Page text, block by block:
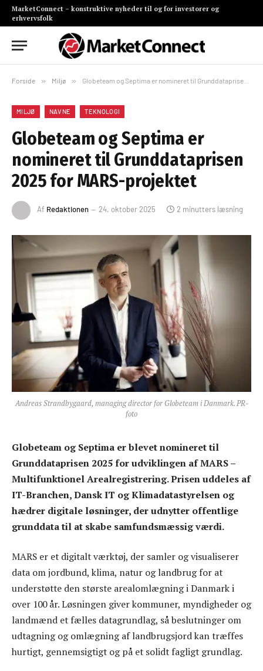
MarketConnect – konstruktive nyheder til og for investorer og
erhvervsfolk
Forside » Miljø » Globeteam og Septima er nomineret til Grunddataprisen 2025 for MARS-projektet
MILJØ NAVNE TEKNOLOGI
Globeteam og Septima er
nomineret til Grunddataprisen
2025 for MARS-projektet
Af Redaktionen 24. oktober 2025 2 minutters læsning
Andreas Strandbygaard, managing director for Globeteam i Danmark. PR-
foto
Globeteam og Septima er blevet nomineret til
Grunddataprisen 2025 for udviklingen af MARS –
Multifunktionel Arealregistrering. Prisen uddeles af
IT-Branchen, Dansk IT og Klimadatastyrelsen og
hædrer digitale løsninger, der udnytter offentlige
grunddata til at skabe samfundsmæssig værdi.
MARS er et digitalt værktøj, der samler og visualiserer
data om jordbund, klima, natur og landbrug for at
understøtte den største arealomlægning i Danmark i
over 100 år. Løsningen giver kommuner, myndigheder og
landmænd et fælles datagrundlag, så beslutninger om
udtagning og omlægning af landbrugsjord kan træffes
hurtigt, gennemsigtigt og på et solidt fagligt grundlag.